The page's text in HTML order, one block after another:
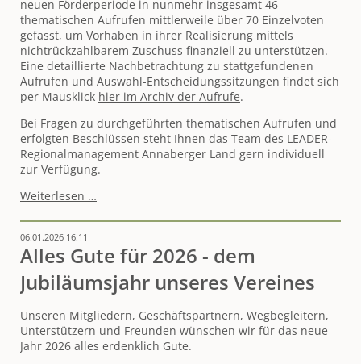
neuen Förderperiode in nunmehr insgesamt 46
thematischen Aufrufen mittlerweile über 70 Einzelvoten
gefasst, um Vorhaben in ihrer Realisierung mittels
nichtrückzahlbarem Zuschuss finanziell zu unterstützen.
Eine detaillierte Nachbetrachtung zu stattgefundenen
Aufrufen und Auswahl-Entscheidungssitzungen findet sich
per Mausklick hier im Archiv der Aufrufe.
Bei Fragen zu durchgeführten thematischen Aufrufen und
erfolgten Beschlüssen steht Ihnen das Team des LEADER-
Regionalmanagement Annaberger Land gern individuell
zur Verfügung.
Weiterlesen …
über
Mio.
Euro
gevotet
LEADER-
Fördergelder
unterstützen
06.01.2026 16:11
Alles Gute für 2026 - dem
Jubiläumsjahr unseres Vereines
Unseren Mitgliedern, Geschäftspartnern, Wegbegleitern,
Unterstützern und Freunden wünschen wir für das neue
Jahr 2026 alles erdenklich Gute.